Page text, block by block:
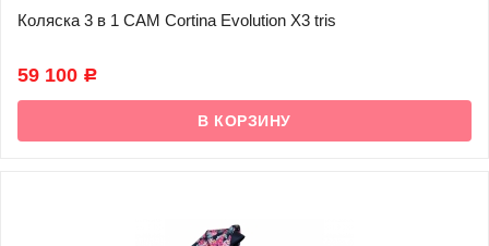
Коляска 3 в 1 CAM Cortina Evolution X3 tris
59 100 Р